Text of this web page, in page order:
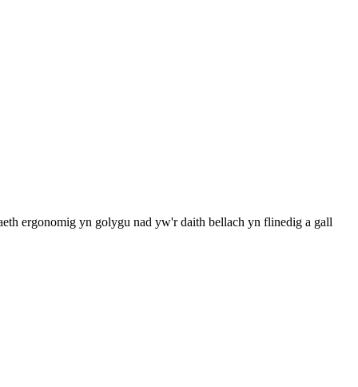
ergonomig yn golygu nad yw'r daith bellach yn flinedig a gall